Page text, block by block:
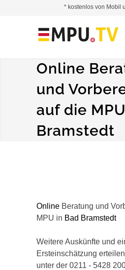
Online
und
auf die
Bramstedt
Online Beratung und
MPU in Bad Bramstedt
Weitere Auskünfte und
Ersteinschätzung
unter der 0211 - 5428
* kostenlos von Mobil